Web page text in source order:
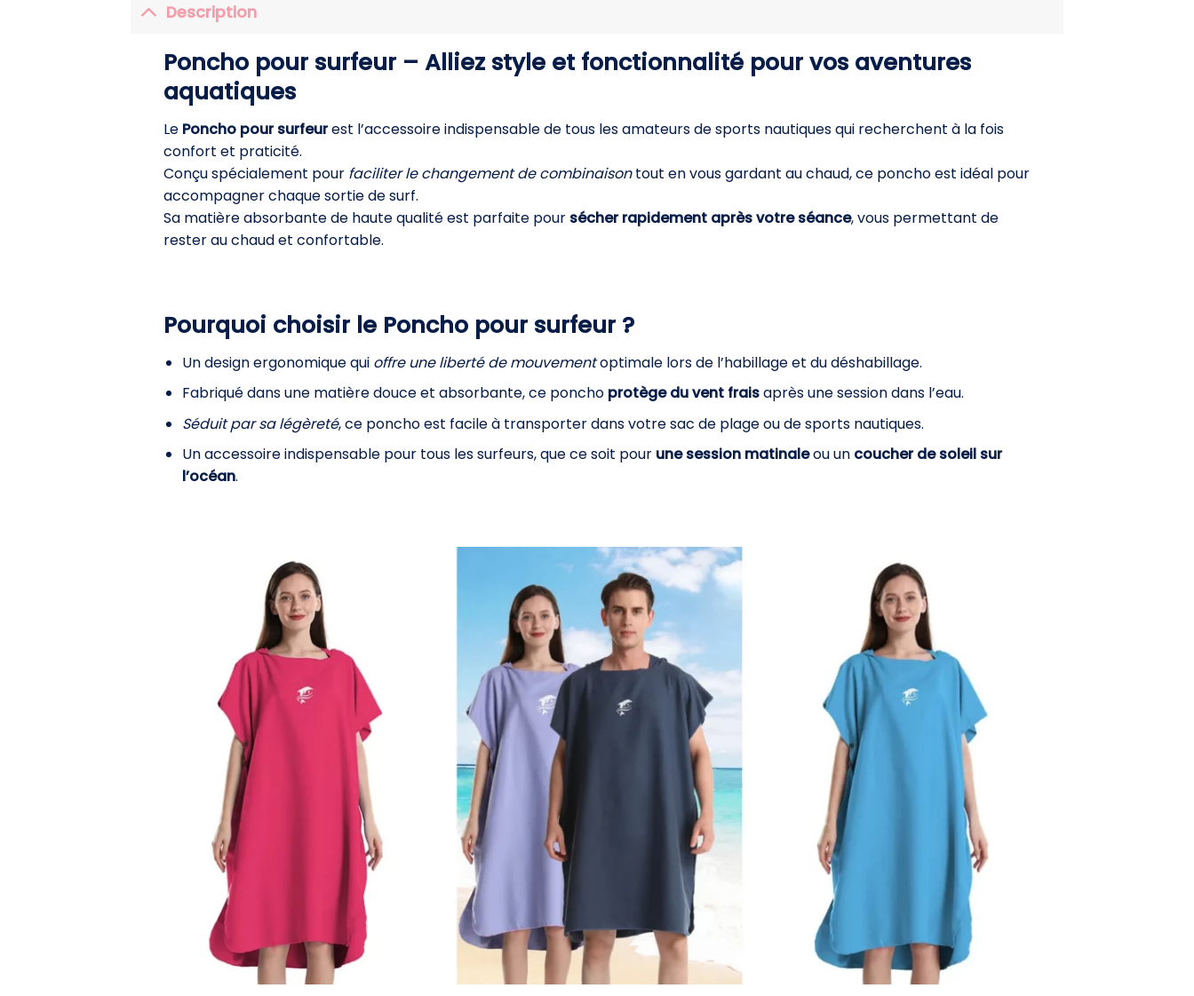
Description
Poncho pour surfeur – Alliez style et fonctionnalité pour vos aventures
aquatiques
Le Poncho pour surfeurest l’accessoire indispensable de tous les amateurs de sports nautiques qui recherchent à la fois
confort et praticité.
Conçu spécialement pour faciliter le changement de combinaisontout en vous gardant au chaud, ce poncho est idéal pour
accompagner chaque sortie de surf.
Sa matière absorbante de haute qualité est parfaite pour sécher rapidement après votre séance, vous permettant de
rester au chaud et confortable.
Pourquoi choisir le Poncho pour surfeur ?
Un design ergonomique qui offre une liberté de mouvementoptimale lors de l’habillage et du déshabillage.
Fabriqué dans une matière douce et absorbante, ce poncho protège du vent fraisaprès une session dans l’eau.
Séduit par sa légèreté, ce poncho est facile à transporter dans votre sac de plage ou de sports nautiques.
Un accessoire indispensable pour tous les surfeurs, que ce soit pour une session matinaleou un coucher de soleil sur
l’océan.